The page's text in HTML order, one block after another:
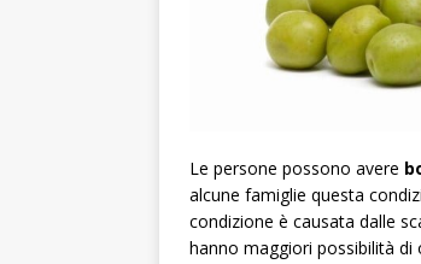
Le persone possono avere
alcune famiglie questa
condizione è causata dalle
hanno maggiori possibilità